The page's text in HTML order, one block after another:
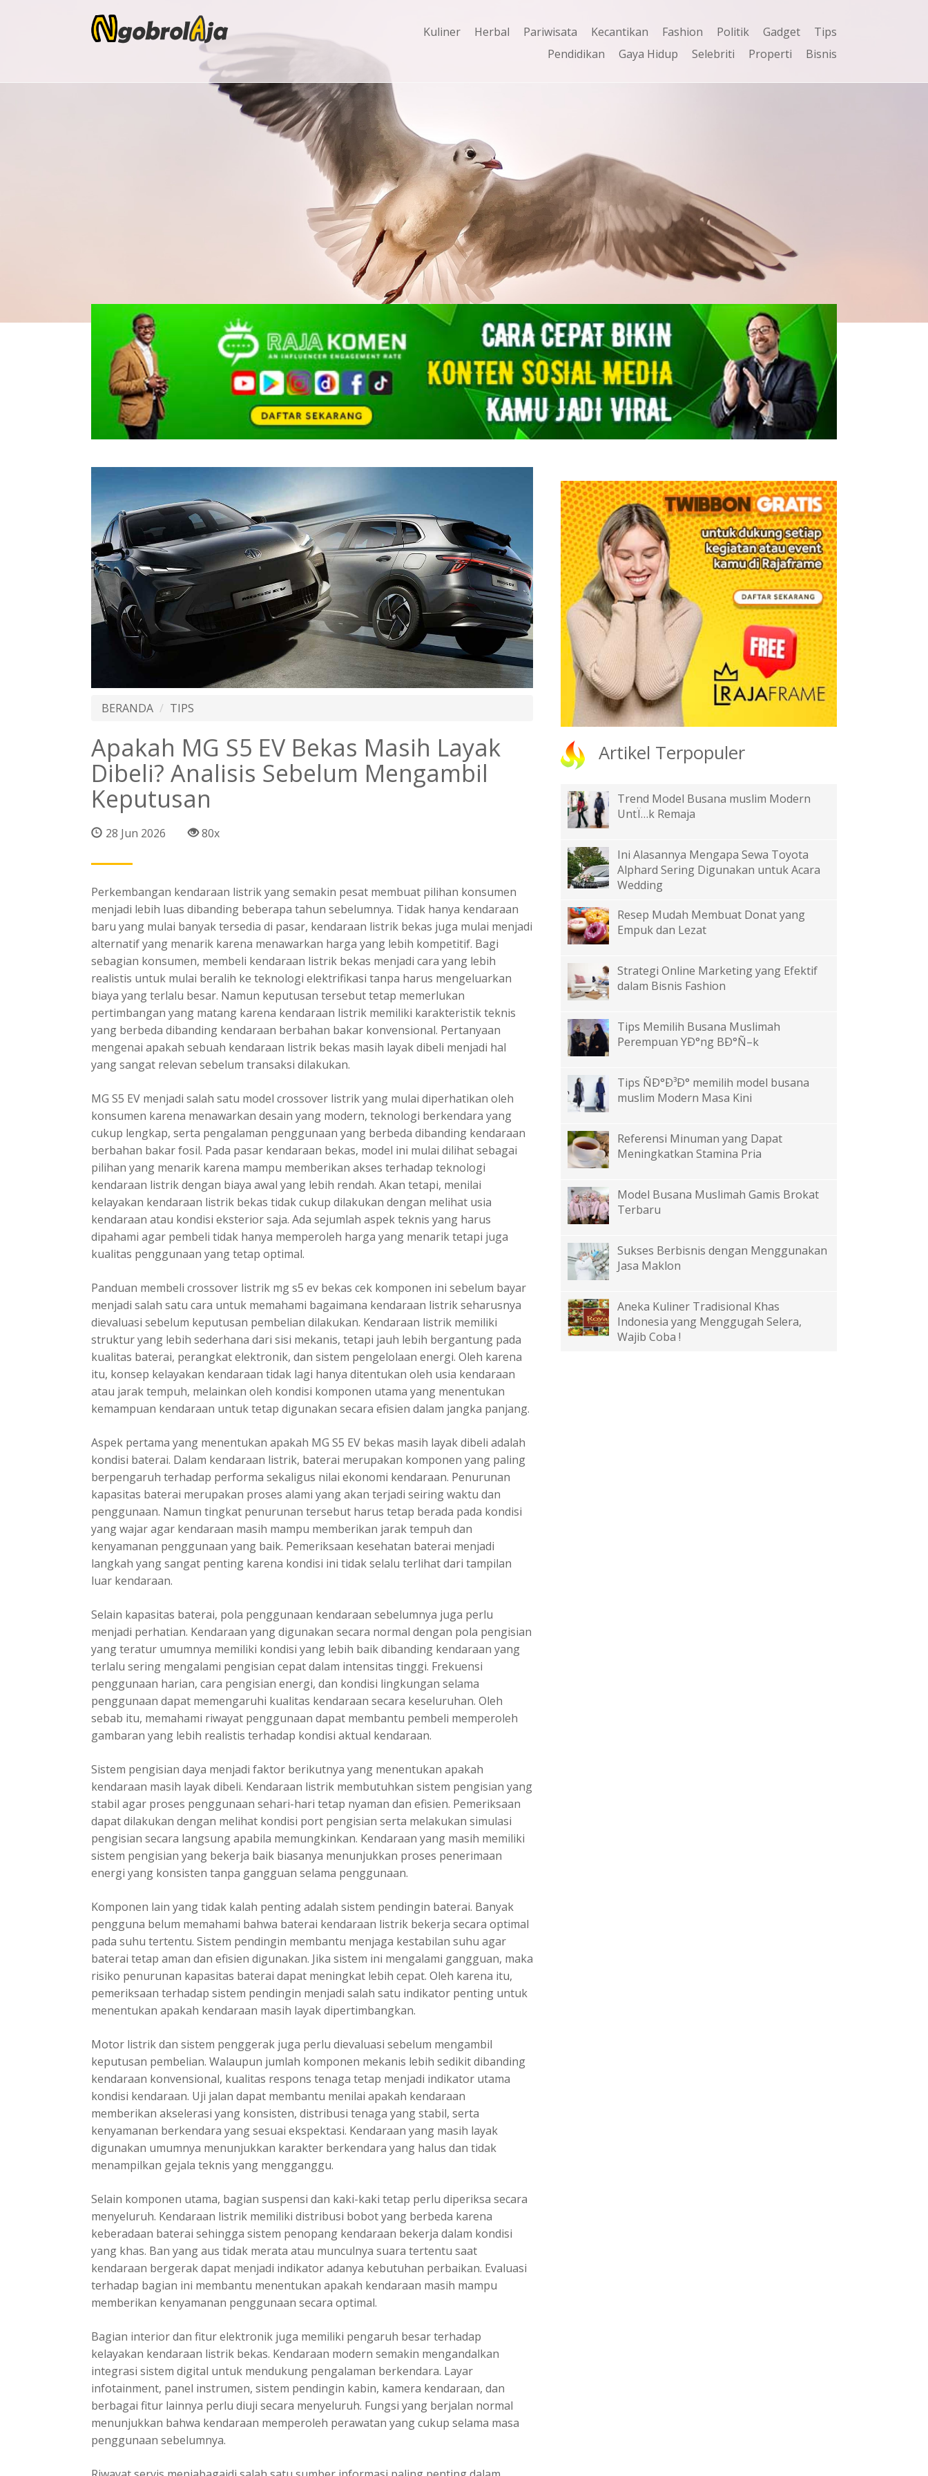
Kuliner Herbal Pariwisata Kecantikan Fashion Politik Gadget
Tips
Pendidikan
Gaya Hidup Selebriti Properti Bisnis
BERANDA TIPS
Apakah MG S5 EV Bekas Masih Layak
Dibeli? Analisis Sebelum Mengambil
Keputusan
28 Jun 2026 80x
Perkembangan kendaraan listrik yang semakin pesat membuat pilihan konsumen
menjadi lebih luas dibanding beberapa tahun sebelumnya. Tidak hanya kendaraan
baru yang mulai banyak tersedia di pasar, kendaraan listrik bekas juga mulai menjadi
alternatif yang menarik karena menawarkan harga yang lebih kompetitif. Bagi
sebagian konsumen, membeli kendaraan listrik bekas menjadi cara yang lebih
realistis untuk mulai beralih ke teknologi elektrifikasi tanpa harus mengeluarkan
biaya yang terlalu besar. Namun keputusan tersebut tetap memerlukan
pertimbangan yang matang karena kendaraan listrik memiliki karakteristik teknis
yang berbeda dibanding kendaraan berbahan bakar konvensional. Pertanyaan
mengenai apakah sebuah kendaraan listrik bekas masih layak dibeli menjadi hal
yang sangat relevan sebelum transaksi dilakukan.
MG S5 EV menjadi salah satu model crossover listrik yang mulai diperhatikan oleh
konsumen karena menawarkan desain yang modern, teknologi berkendara yang
cukup lengkap, serta pengalaman penggunaan yang berbeda dibanding kendaraan
berbahan bakar fosil. Pada pasar kendaraan bekas, model ini mulai dilihat sebagai
pilihan yang menarik karena mampu memberikan akses terhadap teknologi
kendaraan listrik dengan biaya awal yang lebih rendah. Akan tetapi, menilai
kelayakan kendaraan listrik bekas tidak cukup dilakukan dengan melihat usia
kendaraan atau kondisi eksterior saja. Ada sejumlah aspek teknis yang harus
dipahami agar pembeli tidak hanya memperoleh harga yang menarik tetapi juga
kualitas penggunaan yang tetap optimal.
Panduan membeli crossover listrik mg s5 ev bekas cek komponen ini sebelum bayar
menjadi salah satu cara untuk memahami bagaimana kendaraan listrik seharusnya
dievaluasi sebelum keputusan pembelian dilakukan. Kendaraan listrik memiliki
struktur yang lebih sederhana dari sisi mekanis, tetapi jauh lebih bergantung pada
kualitas baterai, perangkat elektronik, dan sistem pengelolaan energi. Oleh karena
itu, konsep kelayakan kendaraan tidak lagi hanya ditentukan oleh usia kendaraan
atau jarak tempuh, melainkan oleh kondisi komponen utama yang menentukan
kemampuan kendaraan untuk tetap digunakan secara efisien dalam jangka panjang.
Aspek pertama yang menentukan apakah MG S5 EV bekas masih layak dibeli adalah
kondisi baterai. Dalam kendaraan listrik, baterai merupakan komponen yang paling
berpengaruh terhadap performa sekaligus nilai ekonomi kendaraan. Penurunan
kapasitas baterai merupakan proses alami yang akan terjadi seiring waktu dan
penggunaan. Namun tingkat penurunan tersebut harus tetap berada pada kondisi
yang wajar agar kendaraan masih mampu memberikan jarak tempuh dan
kenyamanan penggunaan yang baik. Pemeriksaan kesehatan baterai menjadi
langkah yang sangat penting karena kondisi ini tidak selalu terlihat dari tampilan
luar kendaraan.
Selain kapasitas baterai, pola penggunaan kendaraan sebelumnya juga perlu
menjadi perhatian. Kendaraan yang digunakan secara normal dengan pola pengisian
yang teratur umumnya memiliki kondisi yang lebih baik dibanding kendaraan yang
terlalu sering mengalami pengisian cepat dalam intensitas tinggi. Frekuensi
penggunaan harian, cara pengisian energi, dan kondisi lingkungan selama
penggunaan dapat memengaruhi kualitas kendaraan secara keseluruhan. Oleh
sebab itu, memahami riwayat penggunaan dapat membantu pembeli memperoleh
gambaran yang lebih realistis terhadap kondisi aktual kendaraan.
Sistem pengisian daya menjadi faktor berikutnya yang menentukan apakah
kendaraan masih layak dibeli. Kendaraan listrik membutuhkan sistem pengisian yang
stabil agar proses penggunaan sehari-hari tetap nyaman dan efisien. Pemeriksaan
dapat dilakukan dengan melihat kondisi port pengisian serta melakukan simulasi
pengisian secara langsung apabila memungkinkan. Kendaraan yang masih memiliki
sistem pengisian yang bekerja baik biasanya menunjukkan proses penerimaan
energi yang konsisten tanpa gangguan selama penggunaan.
Komponen lain yang tidak kalah penting adalah sistem pendingin baterai. Banyak
pengguna belum memahami bahwa baterai kendaraan listrik bekerja secara optimal
pada suhu tertentu. Sistem pendingin membantu menjaga kestabilan suhu agar
baterai tetap aman dan efisien digunakan. Jika sistem ini mengalami gangguan, maka
risiko penurunan kapasitas baterai dapat meningkat lebih cepat. Oleh karena itu,
pemeriksaan terhadap sistem pendingin menjadi salah satu indikator penting untuk
menentukan apakah kendaraan masih layak dipertimbangkan.
Motor listrik dan sistem penggerak juga perlu dievaluasi sebelum mengambil
keputusan pembelian. Walaupun jumlah komponen mekanis lebih sedikit dibanding
kendaraan konvensional, kualitas respons tenaga tetap menjadi indikator utama
kondisi kendaraan. Uji jalan dapat membantu menilai apakah kendaraan
memberikan akselerasi yang konsisten, distribusi tenaga yang stabil, serta
kenyamanan berkendara yang sesuai ekspektasi. Kendaraan yang masih layak
digunakan umumnya menunjukkan karakter berkendara yang halus dan tidak
menampilkan gejala teknis yang mengganggu.
Selain komponen utama, bagian suspensi dan kaki-kaki tetap perlu diperiksa secara
menyeluruh. Kendaraan listrik memiliki distribusi bobot yang berbeda karena
keberadaan baterai sehingga sistem penopang kendaraan bekerja dalam kondisi
yang khas. Ban yang aus tidak merata atau munculnya suara tertentu saat
kendaraan bergerak dapat menjadi indikator adanya kebutuhan perbaikan. Evaluasi
terhadap bagian ini membantu menentukan apakah kendaraan masih mampu
memberikan kenyamanan penggunaan secara optimal.
Bagian interior dan fitur elektronik juga memiliki pengaruh besar terhadap
kelayakan kendaraan listrik bekas. Kendaraan modern semakin mengandalkan
integrasi sistem digital untuk mendukung pengalaman berkendara. Layar
infotainment, panel instrumen, sistem pendingin kabin, kamera kendaraan, dan
berbagai fitur lainnya perlu diuji secara menyeluruh. Fungsi yang berjalan normal
menunjukkan bahwa kendaraan memperoleh perawatan yang cukup selama masa
penggunaan sebelumnya.
Artikel Terpopuler
Trend Model Busana muslim Modern
UntÏ…k Remaja
Ini Alasannya Mengapa Sewa Toyota
Alphard Sering Digunakan untuk Acara
Wedding
Resep Mudah Membuat Donat yang
Empuk dan Lezat
Strategi Online Marketing yang Efektif
dalam Bisnis Fashion
Tips Memilih Busana Muslimah
Perempuan YÐ°ng BÐ°Ñ–k
Tips ÑÐ°Ð³Ð° memilih model busana
muslim Modern Masa Kini
Referensi Minuman yang Dapat
Meningkatkan Stamina Pria
Model Busana Muslimah Gamis Brokat
Terbaru
Sukses Berbisnis dengan Menggunakan
Jasa Maklon
Aneka Kuliner Tradisional Khas
Indonesia yang Menggugah Selera,
Wajib Coba !